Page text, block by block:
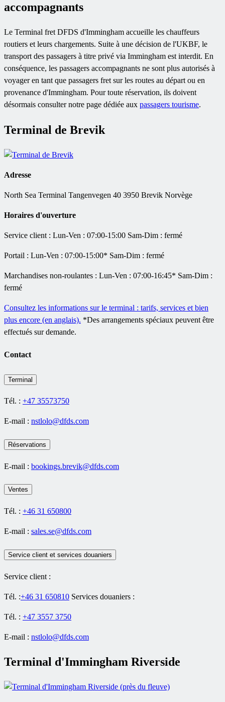
accompagnants
Le Terminal fret DFDS d'Immingham accueille les chauffeurs
routiers et leurs chargements. Suite à une décision de l'UKBF, le
transport des passagers à titre privé via Immingham est interdit. En
conséquence, les passagers accompagnants ne sont plus autorisés à
voyager en tant que passagers fret sur les routes au départ ou en
provenance d'Immingham. Pour toute réservation, ils doivent
désormais consulter notre page dédiée aux passagers tourisme.
Terminal de Brevik
Adresse
North Sea Terminal Tangenvegen 40 3950 Brevik Norvège
Horaires d'ouverture
Service client : Lun-Ven : 07:00-15:00 Sam-Dim : fermé
Portail : Lun-Ven : 07:00-15:00* Sam-Dim : fermé
Marchandises non-roulantes : Lun-Ven : 07:00-16:45* Sam-Dim :
fermé
Consultez les informations sur le terminal : tarifs, services et bien
plus encore (en anglais). *Des arrangements spéciaux peuvent être
effectués sur demande.
Contact
Terminal
Tél. : +47 35573750
E-mail : nstlolo@dfds.com
Réservations
E-mail : bookings.brevik@dfds.com
Ventes
Tél. : +46 31 650800
E-mail : sales.se@dfds.com
Service client et services douaniers
Service client :
Tél. :+46 31 650810 Services douaniers :
Tél. : +47 3557 3750
E-mail : nstlolo@dfds.com
Terminal d'Immingham Riverside